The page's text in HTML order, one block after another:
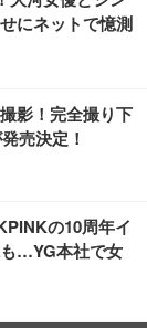
にネットで憶測
影！完全撮り下
売決定！
の10周年イ
…YG本社で女